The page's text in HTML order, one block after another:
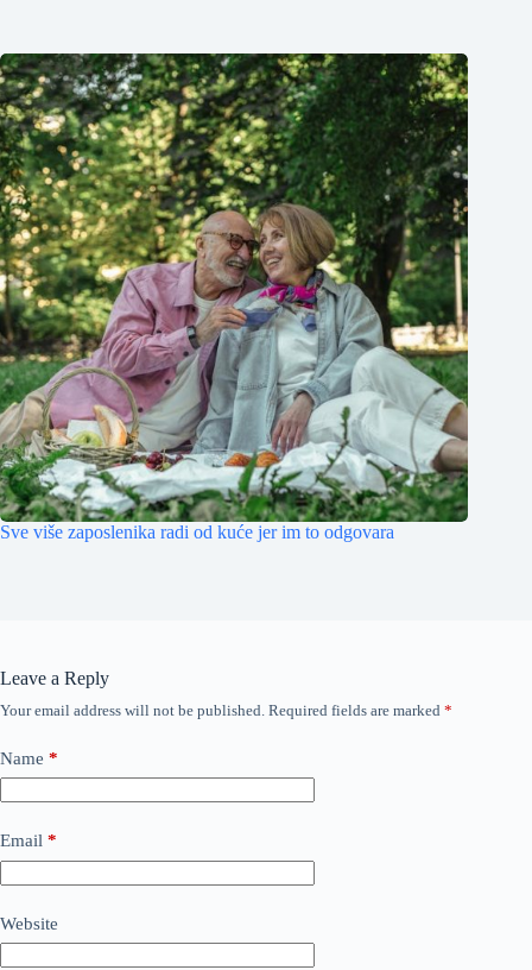
Sve više zaposlenika radi od kuće jer im to odgovara
Leave a Reply
Your email address will not be published. Required fields are marked *
Name *
Email *
Website